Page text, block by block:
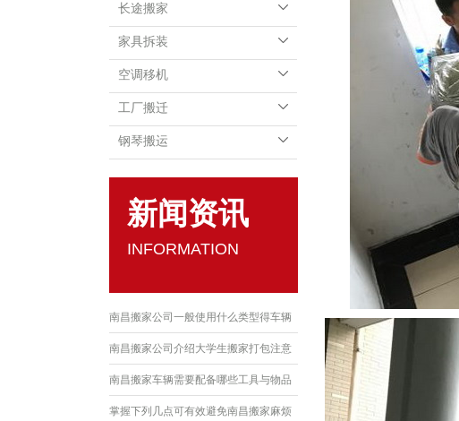
长途搬家
家具拆装
空调移机
工厂搬迁
钢琴搬运
新闻资讯
INFORMATION
南昌搬家公司一般使用什么类型得车辆
南昌搬家公司介绍大学生搬家打包注意
事项
南昌搬家车辆需要配备哪些工具与物品
呢？
掌握下列几点可有效避免南昌搬家麻烦